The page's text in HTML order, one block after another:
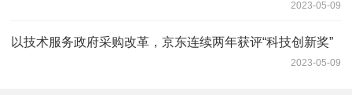
2023-05-09
以技术服务政府采购改革，京东连续两年获评“科技创新奖”
2023-05-09